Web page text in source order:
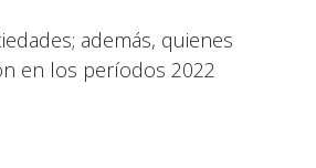
además, quienes
en los períodos 2022